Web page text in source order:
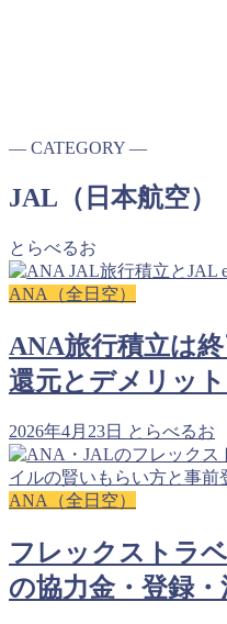
― CATEGORY ―
JAL（日本航空）
とらべるお
ANA（全日空）
ANA旅行積立は
還元とデメリッ
2026年4月23日 とらべるお
ANA（全日空）
フレックストラ
の協力金・登録・